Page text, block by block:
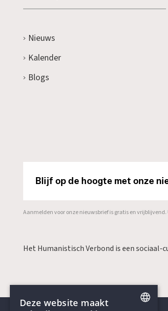
Nieuws
Kalender
Blogs
Blijf op de hoogte met onze
Aanmelden voor onze nieuwsbrief is gratis en
Het Humanistisch Verbond is een sociaal-
Deze website maakt